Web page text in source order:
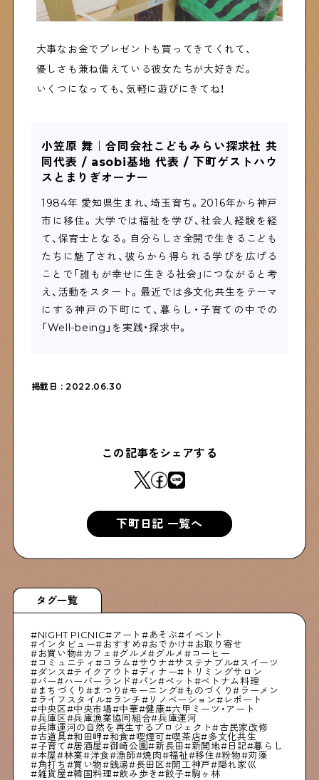
大事なお金でプレゼントも買ってきてくれて、
優しさも兼ね備えている彼女たちが大好きだ。
いくつになっても、気軽に遊びにきてね！
小笠原 舞｜合同会社こどもみらい探求社 共
同代表 / asobi基地 代表 / 下町ゲストハウ
スとまりぎオーナー
1984年 愛知県生まれ、埼玉育ち。 2016年から神戸
市に移住。大学では福祉を学び、社会人経験を経
て、保育士となる。自分らしさ全開で生きるこども
たちに魅了され、彼らから得られる学びを広げる
ことで「誰もが幸せに生きる社会」につながると考
え、活動をスタート。最近では多文化共生をテーマ
にする神戸の下町にて、暮らし・子育ての中での
「 Well-being 」を実践・探求中。
掲載日 : 2022.06.30
この記事をシェアする
下町日記 一覧へ
タグ一覧
NIGHT PICNIC アート あそぶ
イベント
インタビュー
おすすめ おでかけ
お取り寄せ
お買い物
カフェ グルメ グルメ
コーヒー
コミュニティ
コラム サウナ サステナブル
スイーツ
ダンス
テイクアウト ディナー
トリミングサロン
バー
ハーバーランド パン ペット
ベトナム料理
まちづくり
まつり モーニング ものづくり
ラーメン
ライフスタイル
ランチ リノベーション
レポート
中央区
中央市場 中華 健康
六甲ミーツ・アート
兵庫区
兵庫漁業協同組合
兵庫運河
兵庫運河の自然を再生するプロジェクト
古民家改修
古道具
和田岬 和食 喫煙可 喫茶店
多文化共生
子育て
居酒屋 御崎公園 新長田 新開地 日記
暮らし
本屋
林業 洋食 漁師 焼肉 福祉 移住 粉物
苅藻
角打ち
買い物 銭湯 長田区 開工神戸
隠れ家巛
雑貨屋
韓国料理 飲み歩き 餃子 駒ヶ林